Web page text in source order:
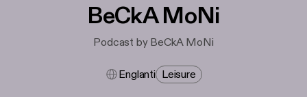
BeCkA MoNi
Podcast by BeCkA MoNi
Englanti Leisure